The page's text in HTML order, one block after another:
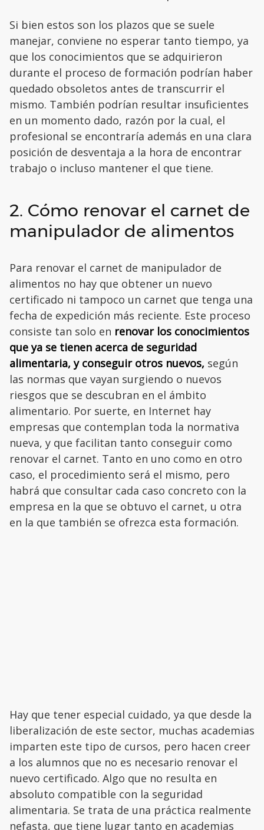
Si bien estos son los plazos que se suele
manejar, conviene no esperar tanto tiempo, ya
que los conocimientos que se adquirieron
durante el proceso de formación podrían haber
quedado obsoletos antes de transcurrir el
mismo. También podrían resultar insuficientes
en un momento dado, razón por la cual, el
profesional se encontraría además en una clara
posición de desventaja a la hora de encontrar
trabajo o incluso mantener el que tiene.
2. Cómo renovar el carnet de
manipulador de alimentos
Para renovar el carnet de manipulador de
alimentos no hay que obtener un nuevo
certificado ni tampoco un carnet que tenga una
fecha de expedición más reciente. Este proceso
consiste tan solo en renovar los conocimientos
que ya se tienen acerca de seguridad
alimentaria, y conseguir otros nuevos, según
las normas que vayan surgiendo o nuevos
riesgos que se descubran en el ámbito
alimentario. Por suerte, en Internet hay
empresas que contemplan toda la normativa
nueva, y que facilitan tanto conseguir como
renovar el carnet. Tanto en uno como en otro
caso, el procedimiento será el mismo, pero
habrá que consultar cada caso concreto con la
empresa en la que se obtuvo el carnet, u otra
en la que también se ofrezca esta formación.
Hay que tener especial cuidado, ya que desde la
liberalización de este sector, muchas academias
imparten este tipo de cursos, pero hacen creer
a los alumnos que no es necesario renovar el
nuevo certificado. Algo que no resulta en
absoluto compatible con la seguridad
alimentaria. Se trata de una práctica realmente
nefasta, que tiene lugar tanto en academias